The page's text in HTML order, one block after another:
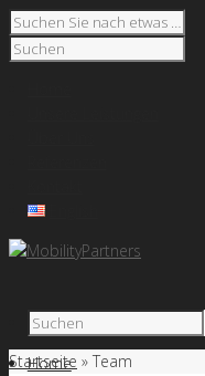
Home
Startseite » Team